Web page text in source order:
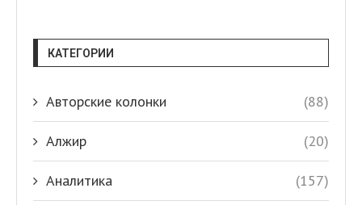
КАТЕГОРИИ
Авторские колонки (88)
Алжир (20)
Аналитика (157)